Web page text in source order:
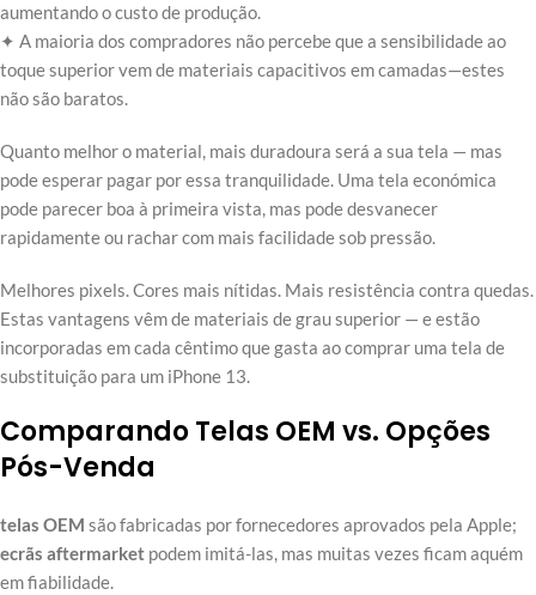
aumentando o custo de produção.
✦ A maioria dos compradores não percebe que a sensibilidade ao
toque superior vem de materiais capacitivos em camadas—estes
não são baratos.
Quanto melhor o material, mais duradoura será a sua tela — mas
pode esperar pagar por essa tranquilidade. Uma tela económica
pode parecer boa à primeira vista, mas pode desvanecer
rapidamente ou rachar com mais facilidade sob pressão.
Melhores pixels. Cores mais nítidas. Mais resistência contra quedas.
Estas vantagens vêm de materiais de grau superior — e estão
incorporadas em cada cêntimo que gasta ao comprar uma tela de
substituição para um iPhone 13.
Comparando Telas OEM vs. Opções
Pós-Venda
telas OEM são fabricadas por fornecedores aprovados pela Apple;
ecrãs aftermarket podem imitá-las, mas muitas vezes ficam aquém
em fiabilidade.